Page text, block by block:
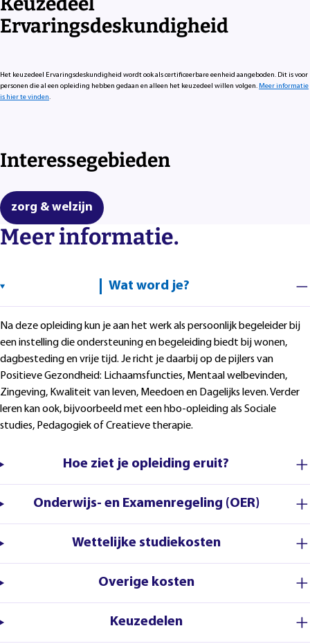
Ervaringsdeskundigheid
Het keuzedeel Ervaringsdeskundigheid wordt ook als certificeerbare eenheid aangeboden. Dit is voor
personen die al een opleiding hebben gedaan en alleen het keuzedeel willen volgen. Meer informatie
is hier te vinden.
Interessegebieden
zorg & welzijn
Meer informatie.
Wat word je?
Na deze opleiding kun je aan het werk als persoonlijk begeleider bij
een instelling die ondersteuning en begeleiding biedt bij wonen,
dagbesteding en vrije tijd. Je richt je daarbij op de pijlers van
Positieve Gezondheid: Lichaamsfuncties, Mentaal welbevinden,
Zingeving, Kwaliteit van leven, Meedoen en Dagelijks leven. Verder
leren kan ook, bijvoorbeeld met een hbo-opleiding als Sociale
studies, Pedagogiek of Creatieve therapie.
Hoe ziet je opleiding eruit?
Onderwijs- en Examenregeling (OER)
Wettelijke studiekosten
Overige kosten
Keuzedelen